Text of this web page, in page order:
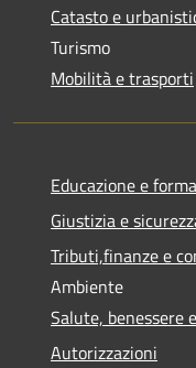
Catasto e
Turismo
Mobilità e trasporti
Educazione e
Giustizia e
Tributi,finanze e
Ambiente
Salute, benessere
Autorizzazioni